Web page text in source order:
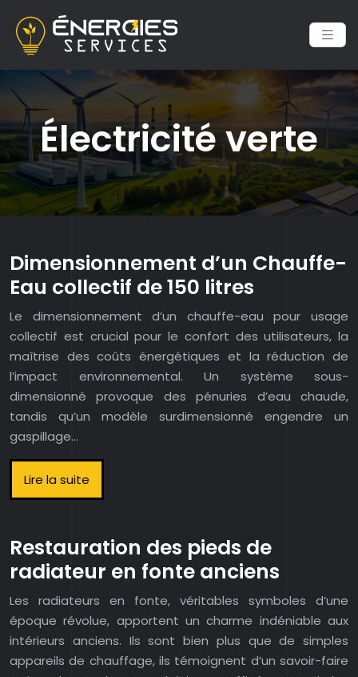
Électricité verte
Dimensionnement d’un Chauffe-
Eau collectif de 150 litres
Le dimensionnement d’un chauffe-eau pour usage
collectif est crucial pour le confort des utilisateurs, la
maîtrise des coûts énergétiques et la réduction de
l’impact environnemental. Un système sous-
dimensionné provoque des pénuries d’eau chaude,
tandis qu’un modèle surdimensionné engendre un
gaspillage…
Lire la suite
Restauration des pieds de
radiateur en fonte anciens
Les radiateurs en fonte, véritables symboles d’une
époque révolue, apportent un charme indéniable aux
intérieurs anciens. Ils sont bien plus que de simples
appareils de chauffage, ils témoignent d’un savoir-faire